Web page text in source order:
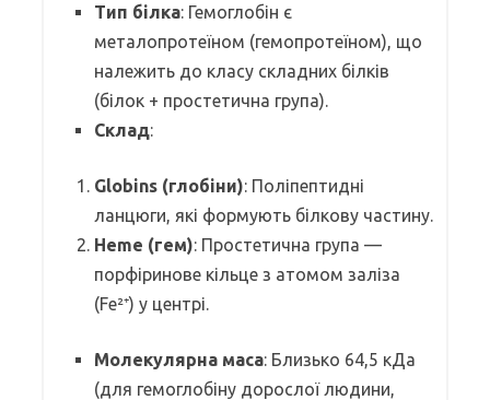
Тип білка: Гемоглобін є
металопротеїном (гемопротеїном), що
належить до класу складних білків
(білок + простетична група).
Склад:
Globins (глобіни): Поліпептидні
ланцюги, які формують білкову частину.
Heme (гем): Простетична група —
порфіринове кільце з атомом заліза
(Fe²⁺) у центрі.
Молекулярна маса: Близько 64,5 кДа
(для гемоглобіну дорослої людини,